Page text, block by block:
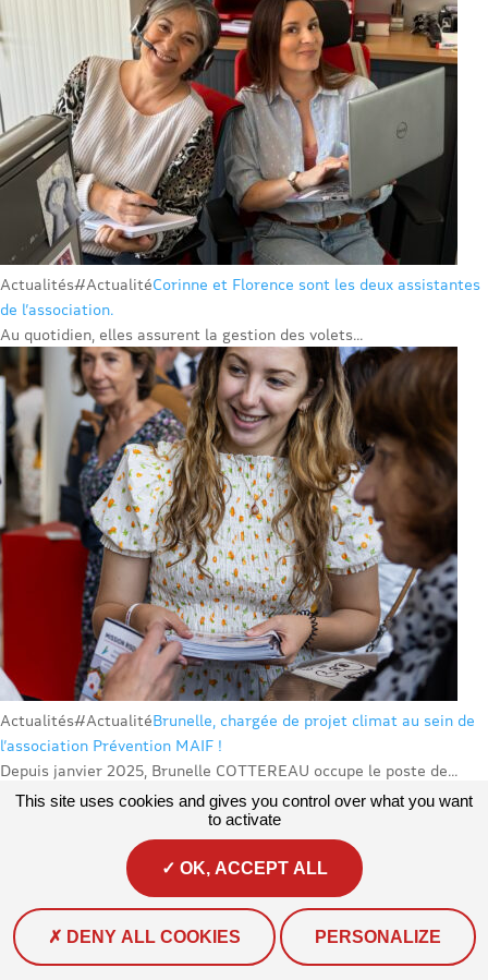
Actualités#ActualitéCorinne et Florence sont les deux assistantes
de l’association.
Au quotidien, elles assurent la gestion des volets...
Actualités#ActualitéBrunelle, chargée de projet climat au sein de
l’association Prévention MAIF !
Depuis janvier 2025, Brunelle COTTEREAU occupe le poste de...
This site uses cookies and gives you control over what you want
to activate
OK, ACCEPT ALL
DENY ALL COOKIES PERSONALIZE